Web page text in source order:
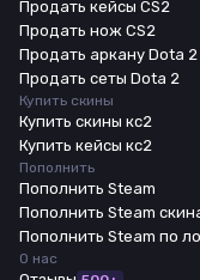
Продать кейсы CS2
Продать нож CS2
Продать аркану Dota 2
Продать сеты Dota 2
Купить скины
Купить скины кс2
Купить кейсы кс2
Пополнить
Пополнить Steam
Пополнить Steam
Пополнить Steam по
О нас